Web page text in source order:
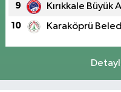
9 Kırıkkale Büyük
10 Karaköprü